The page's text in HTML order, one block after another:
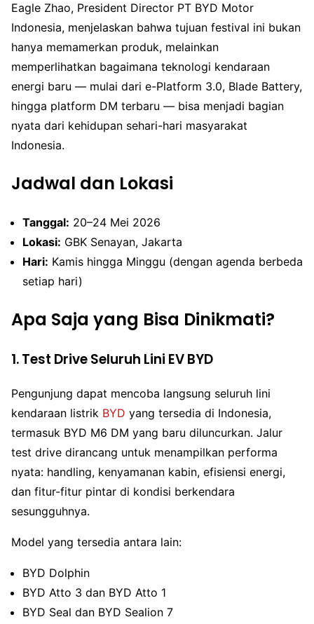
Eagle Zhao, President Director PT BYD Motor
Indonesia, menjelaskan bahwa tujuan festival ini bukan
hanya memamerkan produk, melainkan
memperlihatkan bagaimana teknologi kendaraan
energi baru — mulai dari e-Platform 3.0, Blade Battery,
hingga platform DM terbaru — bisa menjadi bagian
nyata dari kehidupan sehari-hari masyarakat
Indonesia.
Jadwal dan Lokasi
Tanggal: 20–24 Mei 2026
Lokasi: GBK Senayan, Jakarta
Hari: Kamis hingga Minggu (dengan agenda berbeda
setiap hari)
Apa Saja yang Bisa Dinikmati?
1. Test Drive Seluruh Lini EV BYD
Pengunjung dapat mencoba langsung seluruh lini
kendaraan listrik BYD yang tersedia di Indonesia,
termasuk BYD M6 DM yang baru diluncurkan. Jalur
test drive dirancang untuk menampilkan performa
nyata: handling, kenyamanan kabin, efisiensi energi,
dan fitur-fitur pintar di kondisi berkendara
sesungguhnya.
Model yang tersedia antara lain:
BYD Dolphin
BYD Atto 3 dan BYD Atto 1
BYD Seal dan BYD Sealion 7